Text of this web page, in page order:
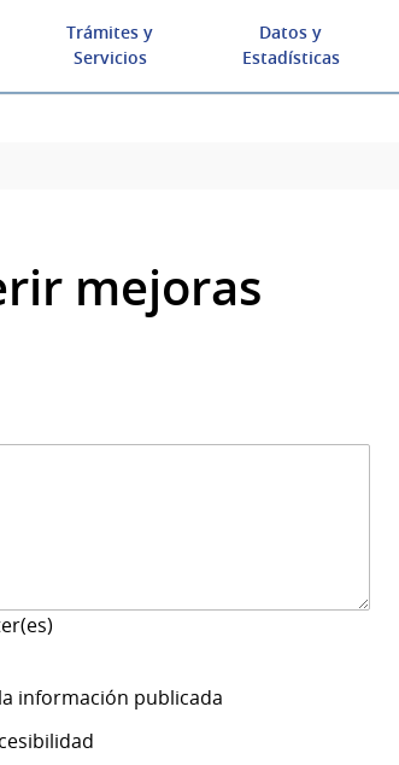
Trámites y
Servicios
Datos y
Estadísticas
mejoras
información publicada